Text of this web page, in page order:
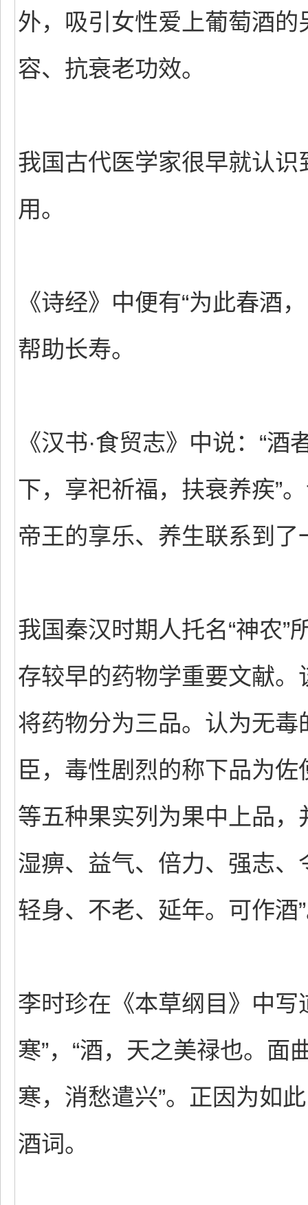
外，吸引女性爱上葡萄酒
容、抗衰老功效。
我国古代医学家很早就认
用。
《诗经》中便有“为此春酒
帮助长寿。
《汉书·食贸志》中说：“
下，享祀祈福，扶衰养疾”
帝王的享乐、养生联系到了
我国秦汉时期人托名“神农
存较早的药物学重要文献
将药物分为三品。认为无
臣，毒性剧烈的称下品为
等五种果实列为果中上品，
湿痹、益气、倍力、强志
轻身、不老、延年。可作酒
李时珍在《本草纲目》中写
寒”，“酒，天之美禄也。
寒，消愁遣兴”。正因为如
酒词。